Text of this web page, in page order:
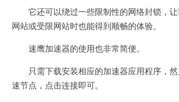
它还可以绕过一些限制性的网络封锁，让
网站或受限网站时也能得到顺畅的体验。
速鹰加速器的使用也非常简便。
只需下载安装相应的加速器应用程序，然
速节点，点击连接即可。